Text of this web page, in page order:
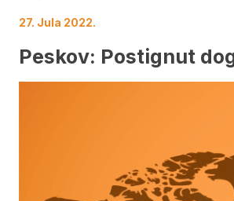
27. Jula 2022.
Peskov: Postignut